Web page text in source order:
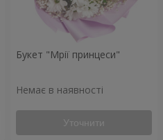
Букет "Мрії принцеси"
Немає в наявності
Уточнити